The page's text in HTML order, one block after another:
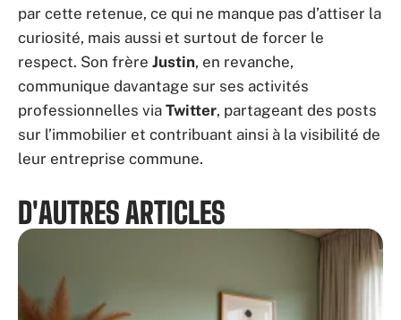
par cette retenue, ce qui ne manque pas d’attiser la
curiosité, mais aussi et surtout de forcer le
respect. Son frère Justin, en revanche,
communique davantage sur ses activités
professionnelles via Twitter, partageant des posts
sur l’immobilier et contribuant ainsi à la visibilité de
leur entreprise commune.
D'AUTRES ARTICLES